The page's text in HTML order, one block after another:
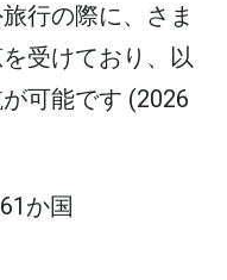
行の際に、さま
受けており、以
可能です (2026
か国